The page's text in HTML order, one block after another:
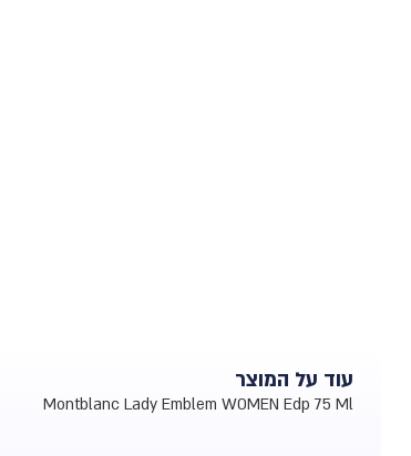
עוד על המוצר
Montblanc Lady Emblem WOMEN Edp 75 Ml